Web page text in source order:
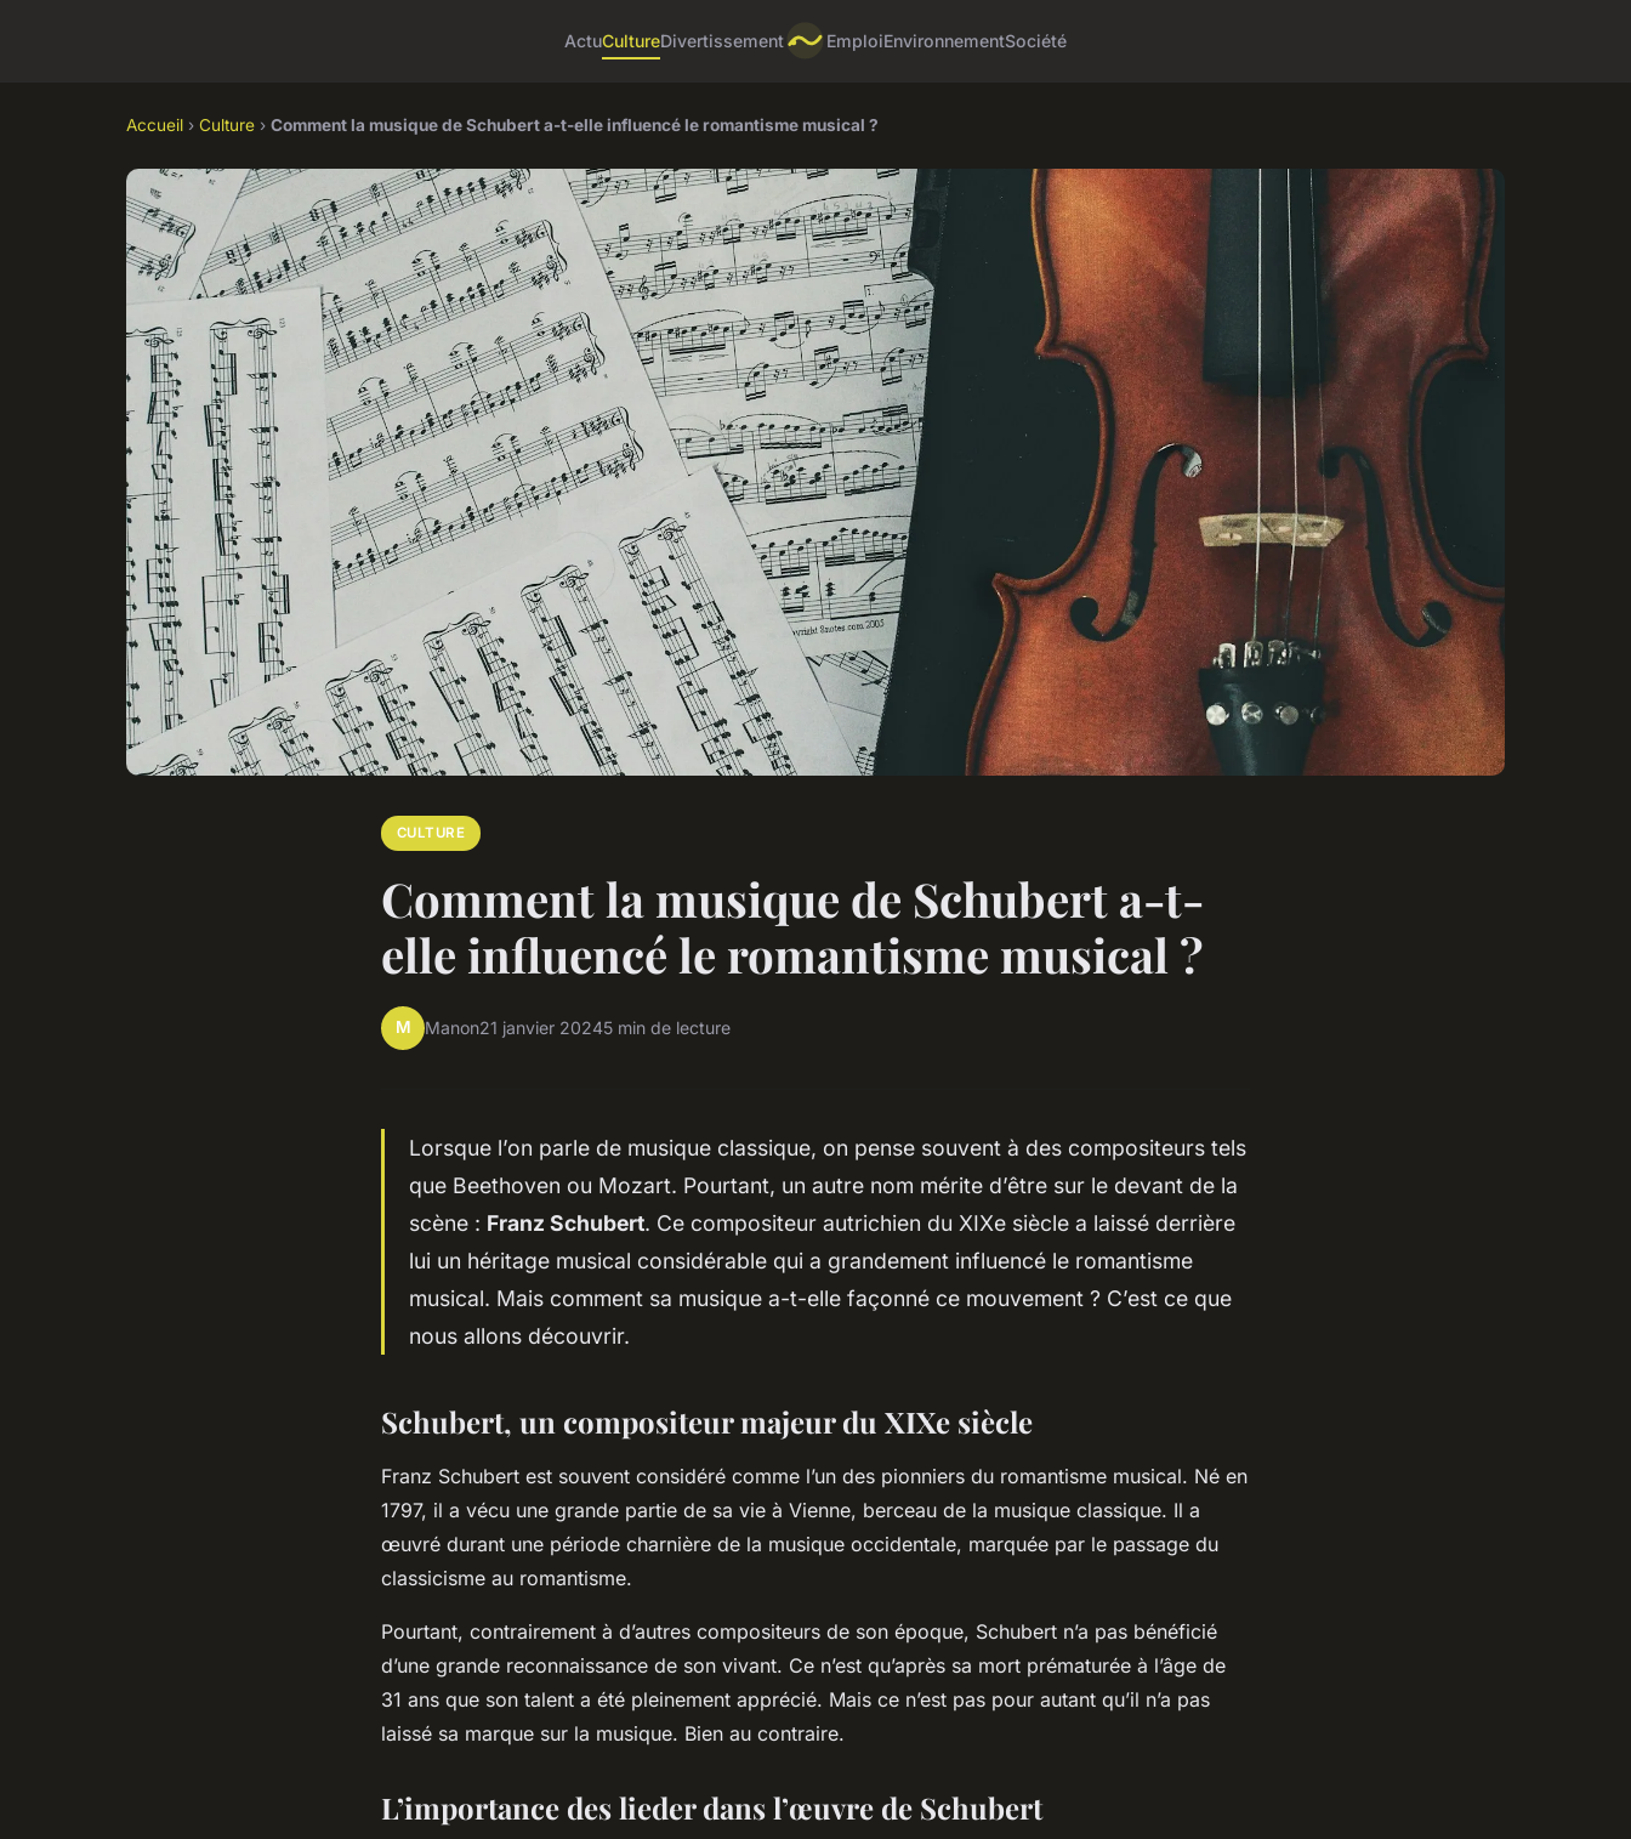
ActuCultureDivertissement EmploiEnvironnementSociété
Accueil › Culture › Comment la musique de Schubert a-t-elle influencé le romantisme musical ?
CULTURE
Comment la musique de Schubert a-t-
elle influencé le romantisme musical ?
M Manon21 janvier 20245 min de lecture
Lorsque l’on parle de musique classique, on pense souvent à des compositeurs tels
que Beethoven ou Mozart. Pourtant, un autre nom mérite d’être sur le devant de la
scène : Franz Schubert. Ce compositeur autrichien du XIXe siècle a laissé derrière
lui un héritage musical considérable qui a grandement influencé le romantisme
musical. Mais comment sa musique a-t-elle façonné ce mouvement ? C’est ce que
nous allons découvrir.
Schubert, un compositeur majeur du XIXe siècle
Franz Schubert est souvent considéré comme l’un des pionniers du romantisme musical. Né en
1797, il a vécu une grande partie de sa vie à Vienne, berceau de la musique classique. Il a
œuvré durant une période charnière de la musique occidentale, marquée par le passage du
classicisme au romantisme.
Pourtant, contrairement à d’autres compositeurs de son époque, Schubert n’a pas bénéficié
d’une grande reconnaissance de son vivant. Ce n’est qu’après sa mort prématurée à l’âge de
31 ans que son talent a été pleinement apprécié. Mais ce n’est pas pour autant qu’il n’a pas
laissé sa marque sur la musique. Bien au contraire.
L’importance des lieder dans l’œuvre de Schubert